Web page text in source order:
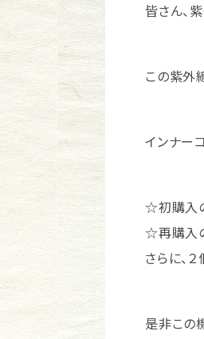
皆さん、
この紫外
インナー
☆初購入
☆再購入
さらに、
是非この